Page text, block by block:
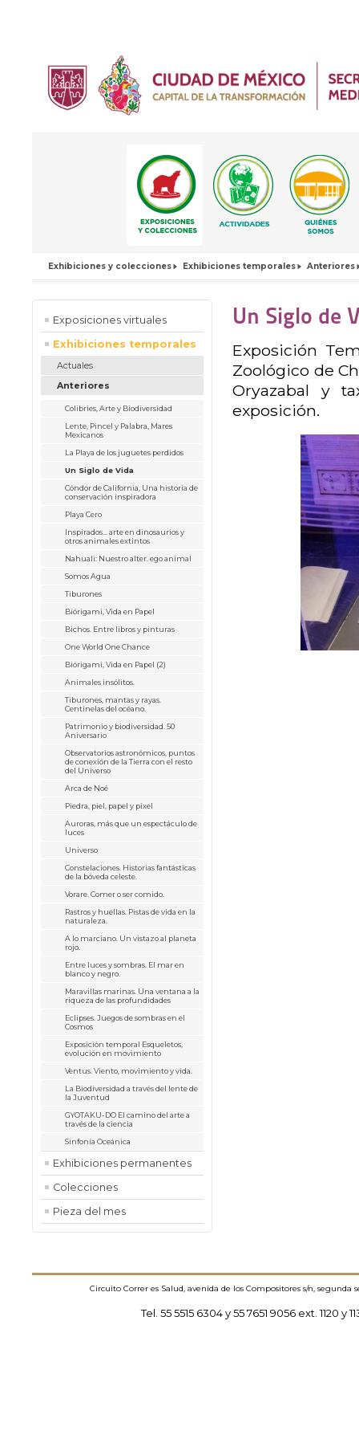
Exhibiciones y colecciones Exhibiciones temporales Anteriores
Exposiciones virtuales
Exhibiciones temporales
Actuales
Anteriores
Colibries, Arte y Biodiversidad
Lente, Pincel y Palabra, Mares
Mexicanos
La Playa de los juguetes perdidos
Un Siglo de Vida
Cóndor de California, Una historia de
conservación inspiradora
Playa Cero
Inspirados... arte en dinosaurios y
otros animales extintos
Nahuali: Nuestro alter. ego animal
Somos Agua
Tiburones
Biórigami, Vida en Papel
Bichos. Entre libros y pinturas
One World One Chance
Biórigami, Vida en Papel (2)
Animales insólitos.
Tiburones, mantas y rayas.
Centinelas del océano.
Patrimonio y biodiversidad. 50
Aniversario
Observatorios astronómicos, puntos
de conexión de la Tierra con el resto
del Universo
Arca de Noé
Piedra, piel, papel y pixel
Auroras, más que un espectáculo de
luces
Universo
Constelaciones. Historias fantásticas
de la bóveda celeste.
Vorare. Comer o ser comido.
Rastros y huellas. Pistas de vida en la
naturaleza.
A lo marciano. Un vistazo al planeta
rojo.
Entre luces y sombras. El mar en
blanco y negro.
Maravillas marinas. Una ventana a la
riqueza de las profundidades
Eclipses. Juegos de sombras en el
Cosmos
Exposición temporal Esqueletos,
evolución en movimiento
Ventus. Viento, movimiento y vida.
La Biodiversidad a través del lente de
la Juventud
GYOTAKU-DO El camino del arte a
través de la ciencia
Sinfonía Oceánica
Exhibiciones permanentes
Colecciones
Pieza del mes
Un Siglo de
Exposición
Zoológico de
Oryazabal y
exposición.
Circuito Correr es Salud, avenida de los Compositores s/n,
Tel. 55 5515 6304 y 55 7651 9056 ext. 1120